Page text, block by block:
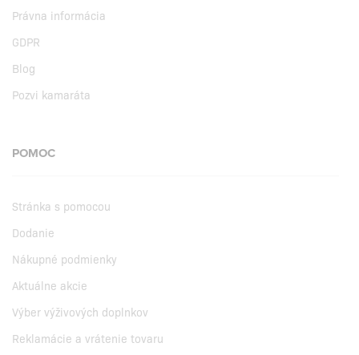
Právna informácia
GDPR
Blog
Pozvi kamaráta
POMOC
Stránka s pomocou
Dodanie
Nákupné podmienky
Aktuálne akcie
Výber výživových doplnkov
Reklamácie a vrátenie tovaru